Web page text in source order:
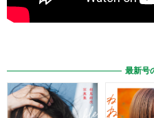
最新号